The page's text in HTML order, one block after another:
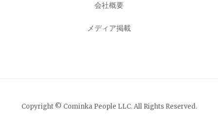
会社概要
メディア掲載
Copyright © Cominka People LLC. All Rights Reserved.